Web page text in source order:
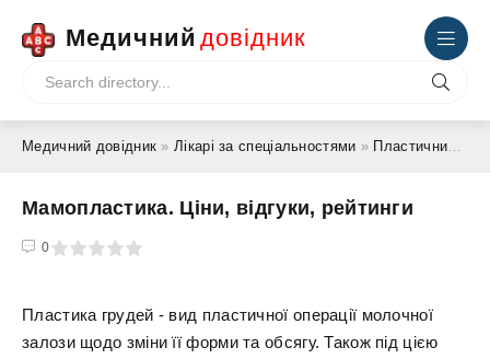
Медичний довідник
Медичний довідник »Лікарі за спеціальностями » Пластичний хірург
Мамопластика. Ціни, відгуки, рейтинги
0
5
Пластика грудей - вид пластичної операції молочної
залози щодо зміни її форми та обсягу. Також під цією